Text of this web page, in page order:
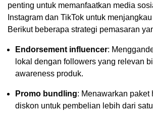
penting untuk memanfaatkan media
Instagram dan TikTok untuk
Berikut beberapa strategi pemasaran
Endorsement influencer:
lokal dengan followers yang relevan
awareness produk.
Promo bundling: Menawarkan paket
diskon untuk pembelian lebih dari